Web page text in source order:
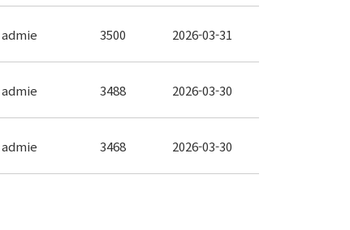
admie 3500 2026-03-31
admie 3488 2026-03-30
admie 3468 2026-03-30